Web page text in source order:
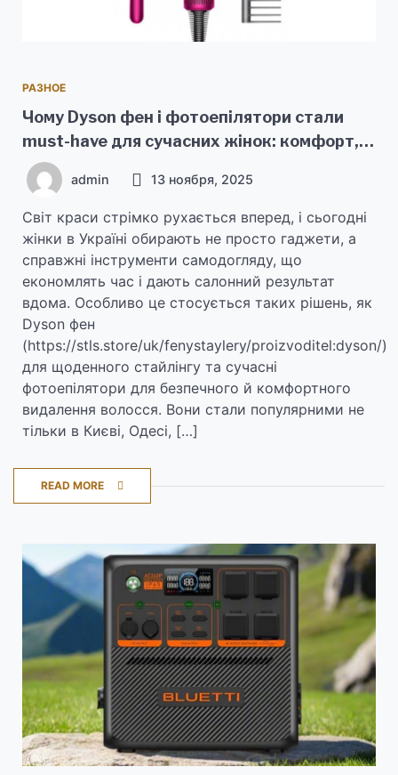
РАЗНОЕ
Чому Dyson фен і фотоепілятори стали
must-have для сучасних жінок: комфорт,
стиль і технології, що змінюють догляд
admin 13 ноября, 2025
Світ краси стрімко рухається вперед, і сьогодні
жінки в Україні обирають не просто гаджети, а
справжні інструменти самодогляду, що
економлять час і дають салонний результат
вдома. Особливо це стосується таких рішень, як
Dyson фен
(https://stls.store/uk/fenystaylery/proizvoditel:dyson/)
для щоденного стайлінгу та сучасні
фотоепілятори для безпечного й комфортного
видалення волосся. Вони стали популярними не
тільки в Києві, Одесі, […]
READ MORE